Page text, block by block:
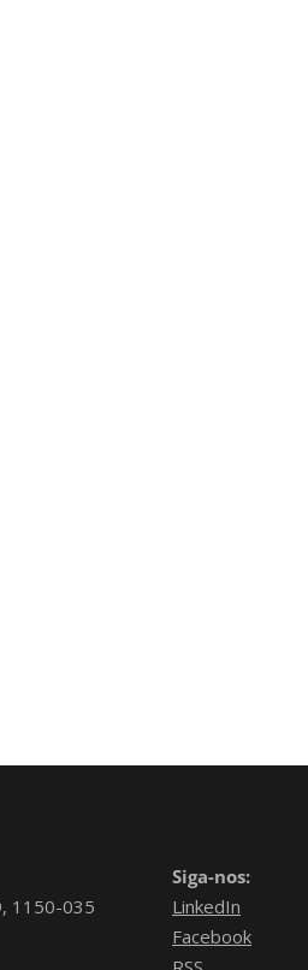
1150-035
Siga-nos:
LinkedIn
Facebook